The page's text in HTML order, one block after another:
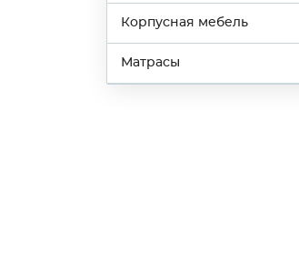
Корпусная мебель
Матрасы